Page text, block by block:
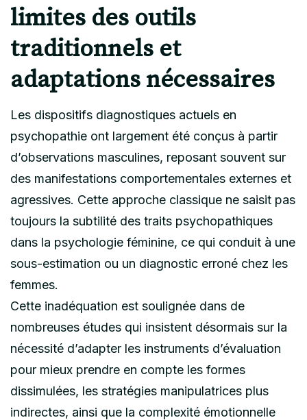
limites des outils
traditionnels et
adaptations nécessaires
Les dispositifs diagnostiques actuels en
psychopathie ont largement été conçus à partir
d’observations masculines, reposant souvent sur
des manifestations comportementales externes et
agressives. Cette approche classique ne saisit pas
toujours la subtilité des traits psychopathiques
dans la psychologie féminine, ce qui conduit à une
sous-estimation ou un diagnostic erroné chez les
femmes.
Cette inadéquation est soulignée dans de
nombreuses études qui insistent désormais sur la
nécessité d’adapter les instruments d’évaluation
pour mieux prendre en compte les formes
dissimulées, les stratégies manipulatrices plus
indirectes, ainsi que la complexité émotionnelle